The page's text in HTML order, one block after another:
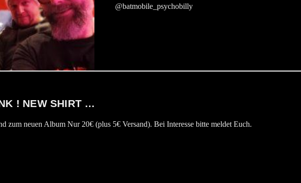
@batmobile_psychobilly
! NEW SHIRT …
zum neuen Album Nur 20€ (plus 5€ Versand). Bei Interesse bitte meldet Euch.